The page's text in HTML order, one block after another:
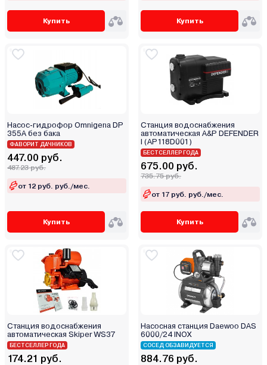
Partisan
Partner
Pedrollo
Procraft
Profline
Purity
Redbo
RockForce
Ryobi
Salus
SBK
SFA
Shimge
Shinhoo
Shitoko
Shtenli
Silver Reed
Купить Купить
Насос-гидрофор Omnigena DP
355A без бака
ФАВОРИТ ДАЧНИКОВ
447.00 руб.
487.23 руб.
от 12 руб. руб./мес.
Купить
Станция водоснабжения
автоматическая A&P DEFENDER
I (AP118D001)
БЕСТСЕЛЛЕР ГОДА
675.00 руб.
735.75 руб.
от 17 руб. руб./мес.
Купить
Станция водоснабжения
автоматическая Skiper WS37
БЕСТСЕЛЛЕР ГОДА
174.21 руб.
Насосная станция Daewoo DAS
6000/24 INOX
СОСЕД ОБЗАВИДУЕТСЯ
884.76 руб.